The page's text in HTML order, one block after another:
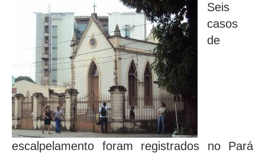
Seis
casos
de
escalpelamento foram registrados no Pará